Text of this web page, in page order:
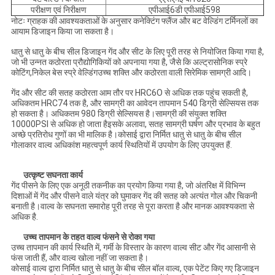
परीक्षण एवं निरीक्षण
एपीआई6डी एपीआई598
नोटः ग्राहक की आवश्यकताओं के अनुसार कनेक्टिंग फ्लैंज और बट वेल्डिंग टर्मिनलों का
आयाम डिजाइन किया जा सकता है।
धातु से धातु के बीच सील डिजाइन गेंद और सीट के लिए पूरी तरह से नियोजित किया गया है,
जो भी उन्नत कठोरता प्रौद्योगिकियों को अपनाया गया है, जैसे कि अल्ट्रासोनिक स्प्रे
कोटिंग,निकेल बेस स्प्रे वेल्डिंगउच्च शक्ति और कठोरता वाली सिरेमिक सामग्री आदि।
गेंद और सीट की सतह कठोरता आम तौर पर HRC6O से अधिक तक पहुंच सकती है,
अधिकतम HRC74 तक है, और सामग्री का आवेदन तापमान 540 डिग्री सेल्सियस तक
हो सकता है। अधिकतम 980 डिग्री सेल्सियस है।सामग्री की संयुक्त शक्ति
10000PSI से अधिक हो जाता हैइसके अलावा, सतह सामग्री घर्षण और प्रभाव के बहुत
अच्छे प्रतिरोध गुणों का भी मालिक है।कोसाई द्वारा निर्मित धातु से धातु के बीच सील
गोलाकार वाल्व अधिकांश महत्वपूर्ण कार्य स्थितियों में उपयोग के लिए उपयुक्त हैं.
उत्कृष्ट सघनता कार्य
गेंद पीसने के लिए एक अनूठी तकनीक का प्रयोग किया गया है, जो अंतरिक्ष में विभिन्न
दिशाओं में गेंद और पीसने वाले यंत्र को घुमाकर गेंद की सतह को अत्यंत गोल और चिकनी
बनाती है।वाल्व के सघनता समारोह पूरी तरह से पूरा करता है और मानक आवश्यकता से
अधिक है.
उच्च तापमान के तहत वाल्व फंसने से रोका गया
उच्च तापमान की कार्य स्थिति में, गर्मी के विस्तार के कारण वाल्व सीट और गेंद आसानी से
फंस जाती हैं, और वाल्व खोला नहीं जा सकता है।
कोसाई वाल्व द्वारा निर्मित धातु से धातु के बीच सील बॉल वाल्व, एक पेटेंट किए गए डिजाइन